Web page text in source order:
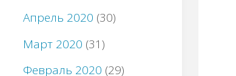
Апрель 2020 (30)
Март 2020 (31)
Февраль 2020 (29)